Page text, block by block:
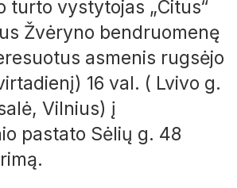
turto vystytojas „Citus“
Žvėryno bendruomenę
asmenis rugsėjo
16 val. ( Lvivo g.
Vilnius) į
pastato Sėlių g. 48